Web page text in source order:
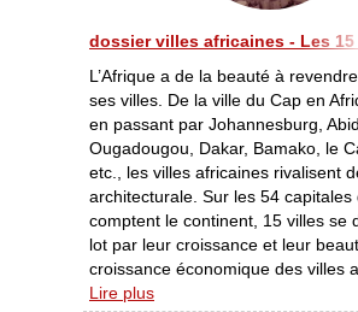
dossier villes africaines - Les
L’Afrique a de la beauté à
ses villes. De la ville du Cap en
en passant par Johannesburg,
Ougadougou, Dakar, Bamako, le
etc., les villes africaines rivalisent
architecturale. Sur les 54 capitales
comptent le continent, 15 villes se
lot par leur croissance et leur
croissance économique des villes
Lire plus